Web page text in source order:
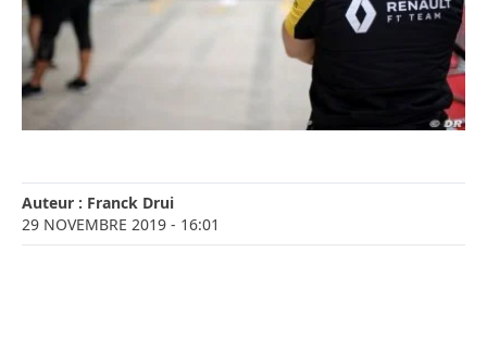
Auteur : Franck Drui
29 NOVEMBRE 2019 - 16:01